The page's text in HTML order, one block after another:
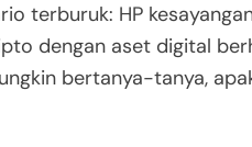
terburuk: HP
dengan aset digital
bertanya-tanya,